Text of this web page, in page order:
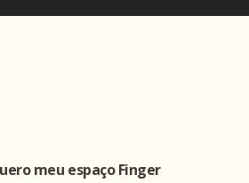
meu espaço Finger